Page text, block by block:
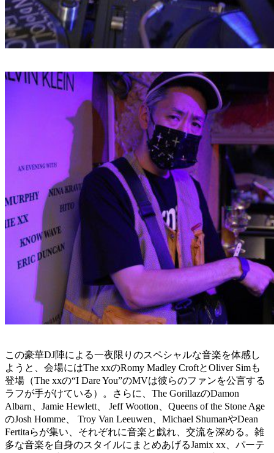
この豪華DJ陣による一夜限りのスペシャルな音楽を体感し
ようと、会場にはThe xxのRomy Madley CroftとOliver Simも
登場（The xxの“I Dare You”のMVは彼らのファンを公言する
ラフが手がけている）。さらに、The GorillazのDamon
Albarn、Jamie Hewlett、 Jeff Wootton、Queens of the Stone Age
のJosh Homme、 Troy Van Leeuwen、Michael ShumanやDean
Fertitaらが集い、それぞれに音楽と戯れ、交流を深める。雑
多な音楽を自身のスタイルにまとめあげるJamix xx、パーテ